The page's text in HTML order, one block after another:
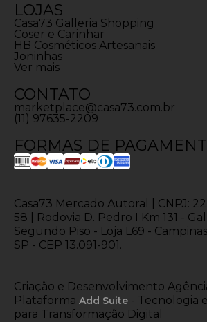
LOJAS
Casa73 Galleria Shopping
Coser e Carinhar
HB Cosméticos Artesanais
Joninhas
Ver mais
CONTATO
marketplace@casa73.com.br
(11) 97635-2209
FORMAS DE
Casa73 Mercado Autoral | CNPJ:
58 | Rodovia D. Pedro I Km 131 -
Segundo Piso - Loja L69 -
SP - CEP 13.091-901.
Criação e Desenvolvimento
Plataforma Add Suite - Tecnologia
para Transformação Digital